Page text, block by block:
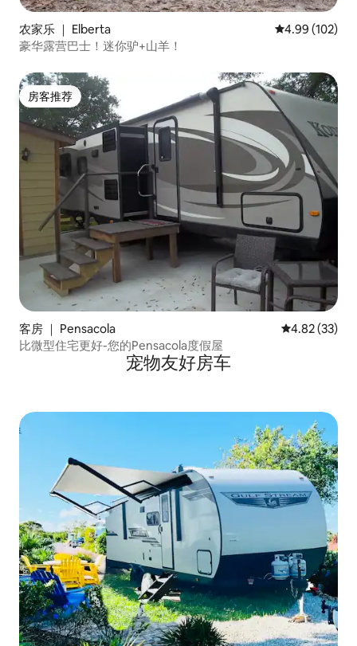
农家乐 ｜ Elberta 平均评分 4.99
4.99 (102)
豪华露营巴士！迷你驴+山羊！
房客推荐
房客推荐
客房 ｜ Pensacola 平均评分
4.82 (33)
比微型住宅更好-您的Pensacola度假屋
宠物友好房车